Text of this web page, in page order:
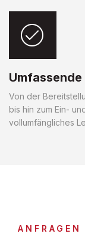
Von der
bis hin zum Ein-
vollumfängliches
ANFRAGEN